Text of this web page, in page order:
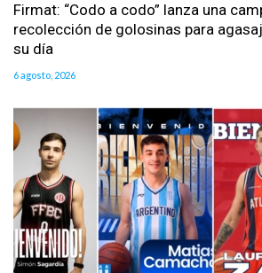
Firmat: “Codo a codo” lanza una
recolección de golosinas para
su día
6 agosto, 2026